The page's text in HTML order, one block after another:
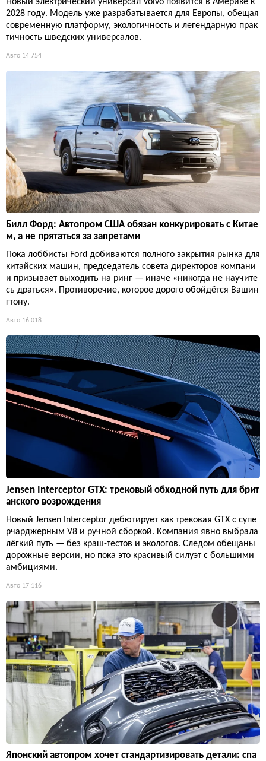
2028 году. Модель уже разрабатывается для Европы, обещая
современную платформу, экологичность и легендарную прак
тичность шведских универсалов.
Авто 14 754
Билл Форд: Автопром США обязан конкурировать с Китае
м, а не прятаться за запретами
Пока лоббисты Ford добиваются полного закрытия рынка для
китайских машин, председатель совета директоров компани
и призывает выходить на ринг — иначе «никогда не научите
сь драться». Противоречие, которое дорого обойдётся Вашин
гтону.
Авто 16 018
Jensen Interceptor GTX: трековый обходной путь для брит
анского возрождения
Новый Jensen Interceptor дебютирует как трековая GTX с супе
рчарджерным V8 и ручной сборкой. Компания явно выбрала
лёгкий путь — без краш-тестов и экологов. Следом обещаны
дорожные версии, но пока это красивый силуэт с большими
амбициями.
Авто 17 116
Японский автопром хочет стандартизировать детали: спа